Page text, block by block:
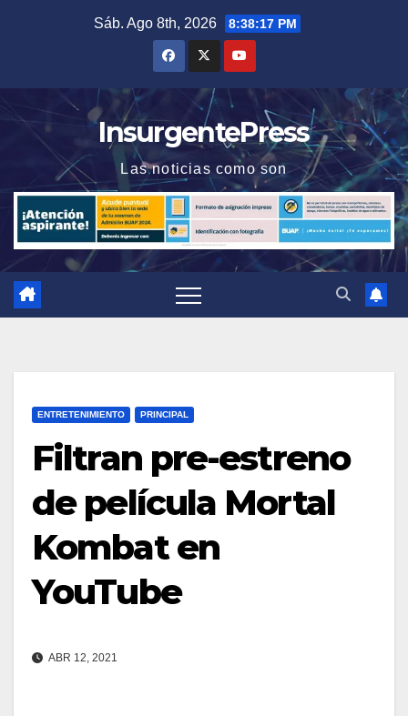
Sáb. Ago 8th, 2026 8:38:18 PM
InsurgentePress
Las noticias como son
ENTRETENIMIENTO PRINCIPAL
Filtran pre-estreno
de película Mortal
Kombat en
YouTube
ABR 12, 2021